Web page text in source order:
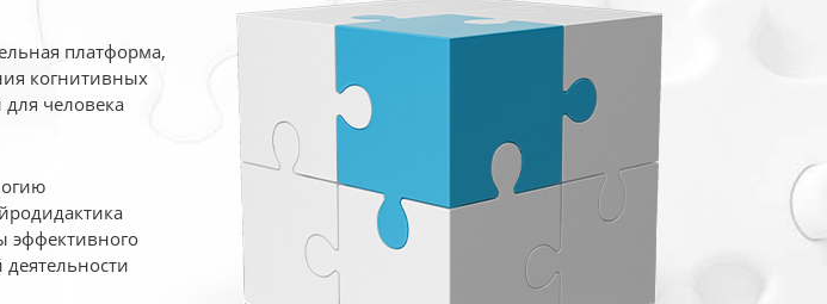
платформа,
когнитивных
человека
эффективного